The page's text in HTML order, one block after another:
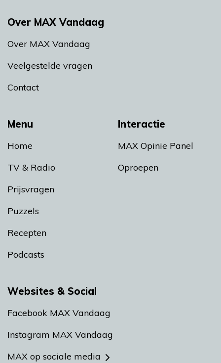
Menu
Home
TV & Radio
Prijsvragen
Puzzels
Recepten
Podcasts
Interactie
MAX Opinie Panel
Oproepen
Over MAX Vandaag
Over MAX Vandaag
Veelgestelde vragen
Contact
Websites & Social
Facebook MAX Vandaag
Instagram MAX Vandaag
MAX op sociale media